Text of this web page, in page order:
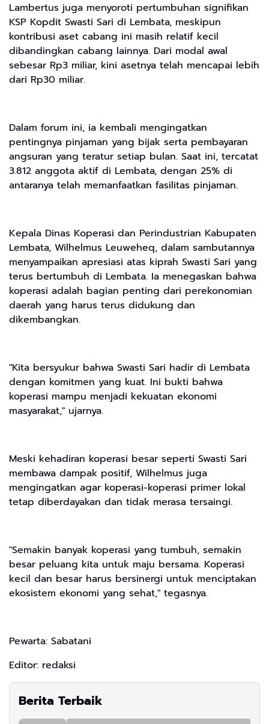
Lambertus juga menyoroti pertumbuhan signifikan
KSP Kopdit Swasti Sari di Lembata, meskipun
kontribusi aset cabang ini masih relatif kecil
dibandingkan cabang lainnya. Dari modal awal
sebesar Rp3 miliar, kini asetnya telah mencapai lebih
dari Rp30 miliar.
Dalam forum ini, ia kembali mengingatkan
pentingnya pinjaman yang bijak serta pembayaran
angsuran yang teratur setiap bulan. Saat ini, tercatat
3.812 anggota aktif di Lembata, dengan 25% di
antaranya telah memanfaatkan fasilitas pinjaman.
Kepala Dinas Koperasi dan Perindustrian Kabupaten
Lembata, Wilhelmus Leuweheq, dalam sambutannya
menyampaikan apresiasi atas kiprah Swasti Sari yang
terus bertumbuh di Lembata. Ia menegaskan bahwa
koperasi adalah bagian penting dari perekonomian
daerah yang harus terus didukung dan
dikembangkan.
"Kita bersyukur bahwa Swasti Sari hadir di Lembata
dengan komitmen yang kuat. Ini bukti bahwa
koperasi mampu menjadi kekuatan ekonomi
masyarakat," ujarnya.
Meski kehadiran koperasi besar seperti Swasti Sari
membawa dampak positif, Wilhelmus juga
mengingatkan agar koperasi-koperasi primer lokal
tetap diberdayakan dan tidak merasa tersaingi.
"Semakin banyak koperasi yang tumbuh, semakin
besar peluang kita untuk maju bersama. Koperasi
kecil dan besar harus bersinergi untuk menciptakan
ekosistem ekonomi yang sehat," tegasnya.
Pewarta: Sabatani
Editor: redaksi
Berita Terbaik